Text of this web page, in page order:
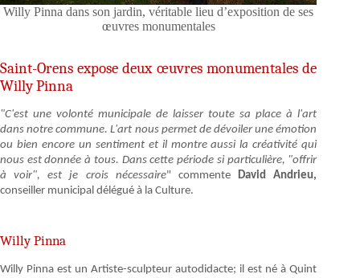
Willy Pinna dans son jardin, véritable lieu d’exposition de ses
œuvres monumentales
Saint-Orens expose deux œuvres monumentales de
Willy Pinna
"C'est une volonté municipale de laisser toute sa place à l'art
dans notre commune. L'art nous permet de dévoiler une émotion
ou bien encore un sentiment et il montre aussi la créativité qui
nous est donnée à tous. Dans cette période si particulière, "offrir
à voir", est je crois nécessaire" commenteDavid Andrieu,
conseiller municipal délégué à la Culture.
Willy Pinna
Willy Pinna est un Artiste-sculpteur autodidacte; il est né à Quint